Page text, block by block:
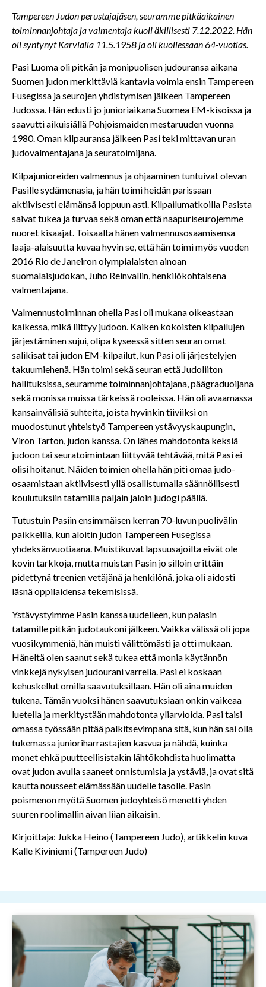
Tampereen Judon perustajajäsen, seuramme pitkäaikainen
toiminnanjohtaja ja valmentaja kuoli äkillisesti 7.12.2022. Hän
oli syntynyt Karvialla 11.5.1958 ja oli kuollessaan 64-vuotias.
Pasi Luoma oli pitkän ja monipuolisen judouransa aikana
Suomen judon merkittäviä kantavia voimia ensin Tampereen
Fusegissa ja seurojen yhdistymisen jälkeen Tampereen
Judossa. Hän edusti jo junioriaikana Suomea EM-kisoissa ja
saavutti aikuisiällä Pohjoismaiden mestaruuden vuonna
1980. Oman kilpauransa jälkeen Pasi teki mittavan uran
judovalmentajana ja seuratoimijana.
Kilpajunioreiden valmennus ja ohjaaminen tuntuivat olevan
Pasille sydämenasia, ja hän toimi heidän parissaan
aktiivisesti elämänsä loppuun asti. Kilpailumatkoilla Pasista
saivat tukea ja turvaa sekä oman että naapuriseurojemme
nuoret kisaajat. Toisaalta hänen valmennusosaamisensa
laaja-alaisuutta kuvaa hyvin se, että hän toimi myös vuoden
2016 Rio de Janeiron olympialaisten ainoan
suomalaisjudokan, Juho Reinvallin, henkilökohtaisena
valmentajana.
Valmennustoiminnan ohella Pasi oli mukana oikeastaan
kaikessa, mikä liittyy judoon. Kaiken kokoisten kilpailujen
järjestäminen sujui, olipa kyseessä sitten seuran omat
salikisat tai judon EM-kilpailut, kun Pasi oli järjestelyjen
takuumiehenä. Hän toimi sekä seuran että Judoliiton
hallituksissa, seuramme toiminnanjohtajana, päägraduoijana
sekä monissa muissa tärkeissä rooleissa. Hän oli avaamassa
kansainvälisiä suhteita, joista hyvinkin tiiviiksi on
muodostunut yhteistyö Tampereen ystävyyskaupungin,
Viron Tarton, judon kanssa. On lähes mahdotonta keksiä
judoon tai seuratoimintaan liittyvää tehtävää, mitä Pasi ei
olisi hoitanut. Näiden toimien ohella hän piti omaa judo-
osaamistaan aktiivisesti yllä osallistumalla säännöllisesti
koulutuksiin tatamilla paljain jaloin judogi päällä.
Tutustuin Pasiin ensimmäisen kerran 70-luvun puolivälin
paikkeilla, kun aloitin judon Tampereen Fusegissa
yhdeksänvuotiaana. Muistikuvat lapsuusajoilta eivät ole
kovin tarkkoja, mutta muistan Pasin jo silloin erittäin
pidettynä treenien vetäjänä ja henkilönä, joka oli aidosti
läsnä oppilaidensa tekemisissä.
Ystävystyimme Pasin kanssa uudelleen, kun palasin
tatamille pitkän judotaukoni jälkeen. Vaikka välissä oli jopa
vuosikymmeniä, hän muisti välittömästi ja otti mukaan.
Häneltä olen saanut sekä tukea että monia käytännön
vinkkejä nykyisen judourani varrella. Pasi ei koskaan
kehuskellut omilla saavutuksillaan. Hän oli aina muiden
tukena. Tämän vuoksi hänen saavutuksiaan onkin vaikeaa
luetella ja merkitystään mahdotonta yliarvioida. Pasi taisi
omassa työssään pitää palkitsevimpana sitä, kun hän sai olla
tukemassa junioriharrastajien kasvua ja nähdä, kuinka
monet ehkä puutteellisistakin lähtökohdista huolimatta
ovat judon avulla saaneet onnistumisia ja ystäviä, ja ovat sitä
kautta nousseet elämässään uudelle tasolle. Pasin
poismenon myötä Suomen judoyhteisö menetti yhden
suuren roolimallin aivan liian aikaisin.
Kirjoittaja: Jukka Heino (Tampereen Judo), artikkelin kuva
Kalle Kiviniemi (Tampereen Judo)